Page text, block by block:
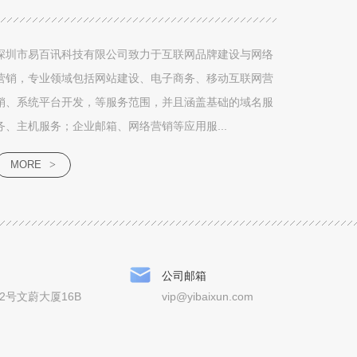
圳市易百讯科技有限公司致力于互联网品牌建设与网络
销，专业领域包括网站建设、电子商务、移动互联网营
、系统平台开发，等服务范围，并且涵盖基础的域名服
、主机服务；企业邮箱、网络营销等应用服...
MORE >
号文蔚大厦16B
公司邮箱
vip@yibaixun.com